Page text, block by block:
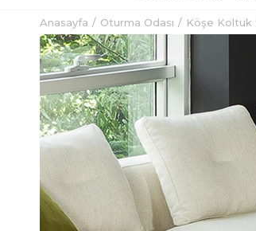
Anasayfa Oturma Odası Köşe Koltuk